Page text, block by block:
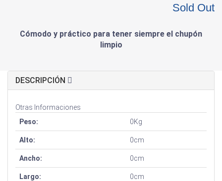
Sold Out
Cómodo y práctico para tener siempre el chupón
limpio
DESCRIPCIÓN
Otras Informaciones
Peso:
0Kg
Alto: 0cm
Ancho: 0cm
Largo: 0cm